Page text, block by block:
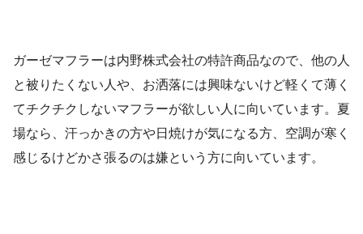
ガーゼマフラーは内野株式会社の特許商品なので、他の人
と被りたくない人や、お洒落には興味ないけど軽くて薄く
てチクチクしないマフラーが欲しい人に向いています。夏
場なら、汗っかきの方や日焼けが気になる方、空調が寒く
感じるけどかさ張るのは嫌という方に向いています。